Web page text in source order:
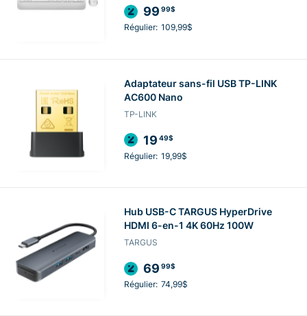
99 99$
Régulier: 109,99$
Adaptateur sans-fil USB TP-LINK
AC600 Nano
TP-LINK
19 49$
Régulier: 19,99$
Hub USB-C TARGUS HyperDrive
HDMI 6-en-1 4K 60Hz 100W
TARGUS
69 99$
Régulier: 74,99$